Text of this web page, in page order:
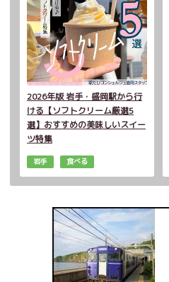
2026年版 岩手・盛岡駅から行
ける【ソフトクリーム厳選5
選】おすすめの美味しいスイー
ツ特集
岩手 食べる